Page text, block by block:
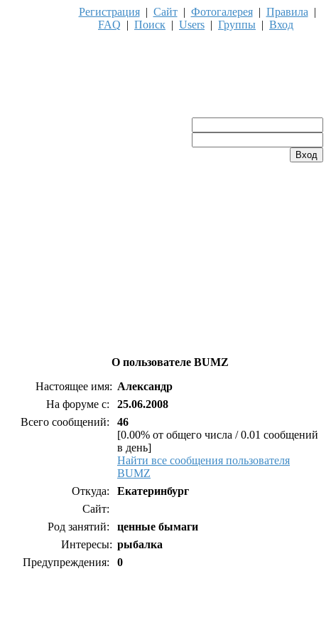
Регистрация| Сайт| Фотогалерея| Правила |
FAQ | Поиск | Users | Группы | Вход
О пользователе BUMZ
Настоящее имя: Александр
На форуме с:
25.06.2008
Всего сообщений:
46
[0.00% от общего числа / 0.01 сообщений
в день]
Найти все сообщения пользователя
BUMZ
Откуда:
Екатеринбург
Сайт:
Род занятий:
ценные бымаги
Интересы: рыбалка
Предупреждения:
0